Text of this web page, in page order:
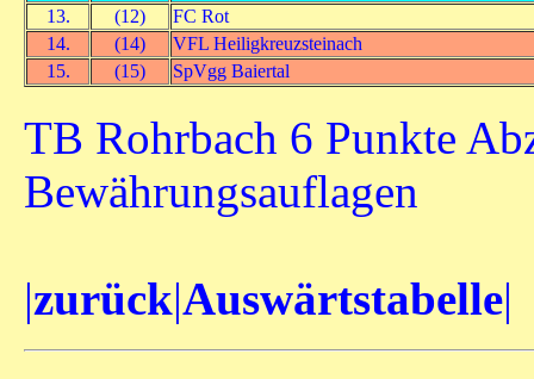
13.
(12)
FC Rot
14.
(14)
VFL Heiligkreuzsteinach
15.
(15) SpVgg Baiertal
TB Rohrbach 6 Punkte
Bewährungsauflagen
|zurück|Auswärtstabelle|